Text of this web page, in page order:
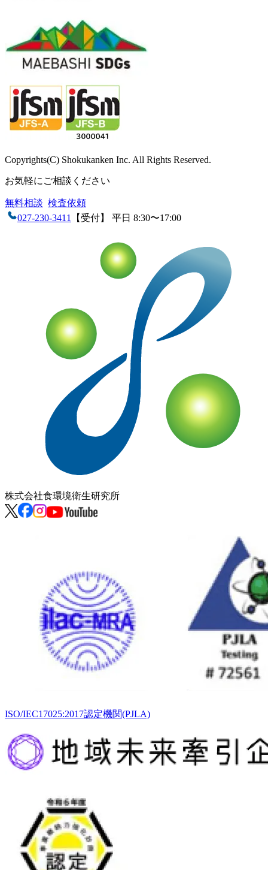
Copyrights(C) Shokukanken Inc. All Rights Reserved.
お気軽にご相談ください
無料相談 検査依頼
027-230-3411 【受付】 平日 8:30〜17:00
株式会社食環境衛生研究所
ISO/IEC17025:2017認定機関(PJLA)